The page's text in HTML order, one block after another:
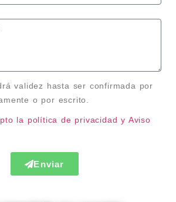
validez hasta ser confirmada por
o por escrito.
la política de privacidad y Aviso
Enviar